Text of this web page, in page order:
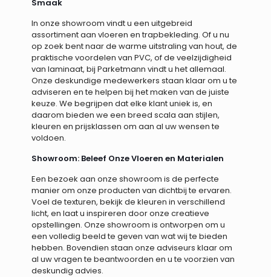
Smaak
In onze showroom vindt u een uitgebreid
assortiment aan vloeren en trapbekleding. Of u nu
op zoek bent naar de warme uitstraling van hout, de
praktische voordelen van PVC, of de veelzijdigheid
van laminaat, bij Parketmann vindt u het allemaal.
Onze deskundige medewerkers staan klaar om u te
adviseren en te helpen bij het maken van de juiste
keuze. We begrijpen dat elke klant uniek is, en
daarom bieden we een breed scala aan stijlen,
kleuren en prijsklassen om aan al uw wensen te
voldoen.
Showroom: Beleef Onze Vloeren en Materialen
Een bezoek aan onze showroom is de perfecte
manier om onze producten van dichtbij te ervaren.
Voel de texturen, bekijk de kleuren in verschillend
licht, en laat u inspireren door onze creatieve
opstellingen. Onze showroom is ontworpen om u
een volledig beeld te geven van wat wij te bieden
hebben. Bovendien staan onze adviseurs klaar om
al uw vragen te beantwoorden en u te voorzien van
deskundig advies.